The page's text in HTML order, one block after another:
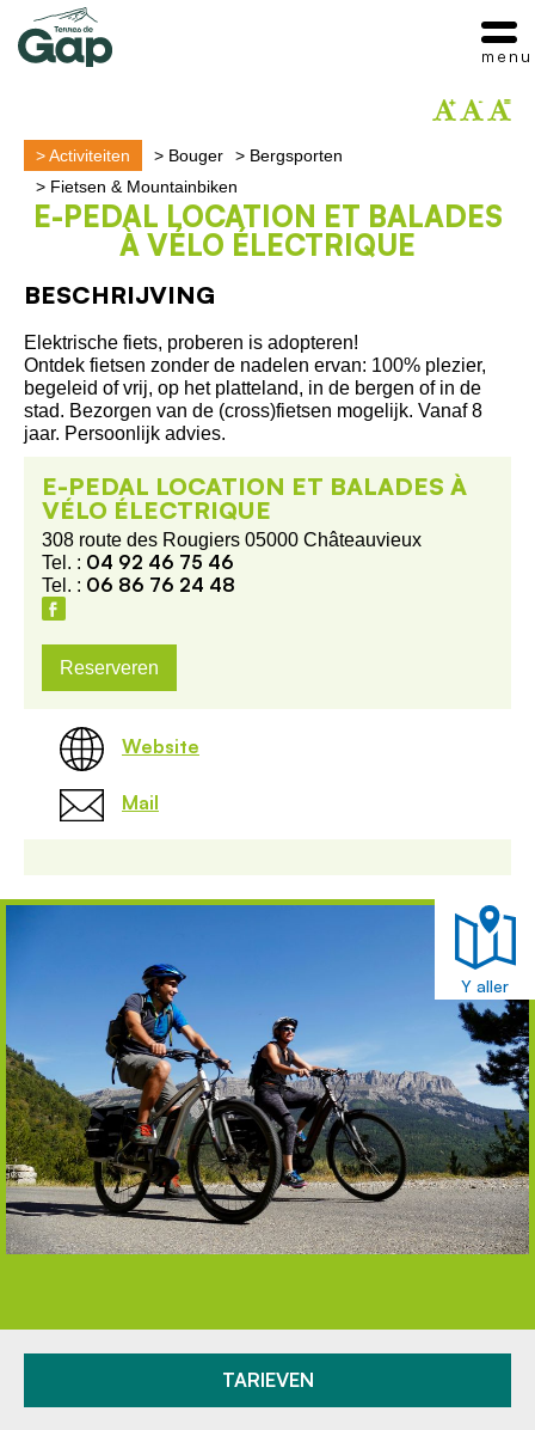
>Activiteiten > Bouger > Bergsporten
> Fietsen & Mountainbiken
E-PEDAL LOCATION ET BALADES
À VÉLO ÉLECTRIQUE
BESCHRIJVING
Elektrische fiets, proberen is adopteren!
Ontdek fietsen zonder de nadelen ervan: 100% plezier,
begeleid of vrij, op het platteland, in de bergen of in de
stad. Bezorgen van de (cross)fietsen mogelijk. Vanaf 8
jaar. Persoonlijk advies.
E-PEDAL LOCATION ET BALADES À
VÉLO ÉLECTRIQUE
308 route des Rougiers 05000 Châteauvieux
Tel. : 04 92 46 75 46
Tel. : 06 86 76 24 48
Reserveren
Website
Mail
Y aller
TARIEVEN
menu